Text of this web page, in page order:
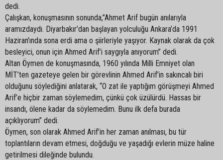
dedi.
Çalışkan, konuşmasının sonunda,”Ahmet Arif bugün anılarıyla
aramızdaydı. Diyarbakır’dan başlayan yolculuğu Ankara’da 1991
Haziran'ında sona erdi ama o şiirleriyle yaşıyor. Kaynak olarak da çok
besleyici, onun için Ahmed Arif’i saygıyla anıyorum” dedi.
Altan Öymen de konuşmasında, 1960 yılında Milli Emniyet olan
MİT’ten gazeteye gelen bir görevlinin Ahmed Arif’in sakıncalı biri
olduğunu söylediğini anlatarak, “O zat ile yaptığım görüşmeyi Ahmed
Arif’e hiçbir zaman söylemedim, çünkü çok üzülürdü. Hassas bir
insandı, ölene kadar da söylemedim. Bunu ilk defa burada
açıklıyorum” dedi.
Öymen, son olarak Ahmed Arif’in her zaman anılması, bu tür
toplantıların devam etmesi, doğduğu ve yaşadığı evlerin müze haline
getirilmesi dileğinde bulundu.